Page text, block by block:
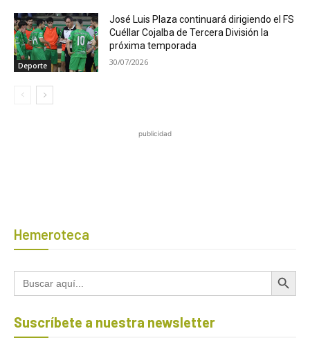
Deporte
José Luis Plaza continuará dirigiendo el FS
Cuéllar Cojalba de Tercera División la
próxima temporada
30/07/2026
publicidad
Hemeroteca
Buscar: Botón de
Suscríbete a nuestra newsletter